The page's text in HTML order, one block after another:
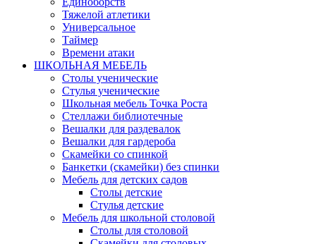
Тяжелой атлетики
Универсальное
Таймер
Времени атаки
ШКОЛЬНАЯ МЕБЕЛЬ
Столы ученические
Стулья ученические
Школьная мебель Точка Роста
Стеллажи библиотечные
Вешалки для раздевалок
Вешалки для гардероба
Скамейки со спинкой
Банкетки (скамейки) без спинки
Мебель для детских садов
Столы детские
Стулья детские
Мебель для школьной столовой
Столы для столовой